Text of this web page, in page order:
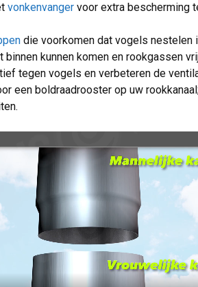
vonkenvanger voor extra bescherming
die voorkomen dat vogels nestelen
kunnen komen en rookgassen
tegen vogels en verbeteren de
een boldraadrooster op uw